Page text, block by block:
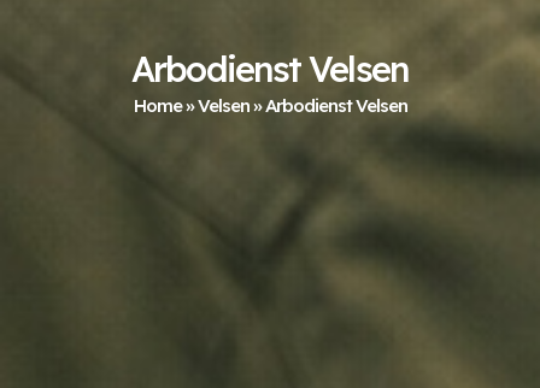
Arbodienst Velsen
Home»Velsen»Arbodienst Velsen